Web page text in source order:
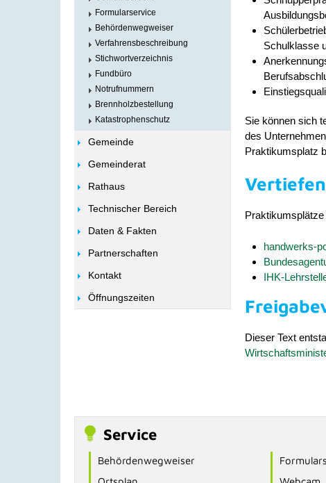
Formularservice
Behördenwegweiser
Verfahrensbeschreibung
Stichwortverzeichnis
Fundbüro
Notrufnummern
Brennholzbestellung
Katastrophenschutz
Gemeinde
Gemeinderat
Rathaus
Technischer Bereich
Daten & Fakten
Partnerschaften
Kontakt
Öffnungszeiten
Schulklasse
Sie können sich
des
Praktikumsplatz
handwerks-
IHK-
Dieser Text
Service
Behördenwegweiser